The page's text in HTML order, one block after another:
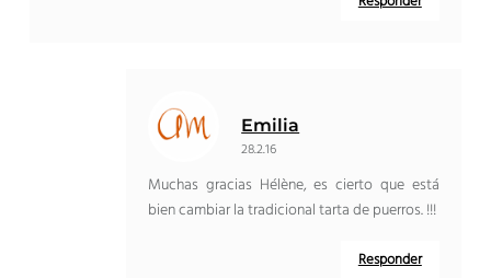
Emilia
28.2.16
Muchas gracias Hélène, es cierto que está
bien cambiar la tradicional tarta de puerros. !!!
Responder